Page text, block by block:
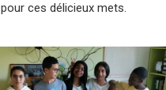
pour ces délicieux mets.